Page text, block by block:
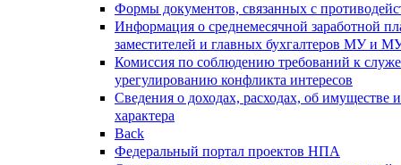
Формы документов, связанных с
Информация о среднемесячной заработной
заместителей и главных бухгалтеров МУ и
Комиссия по соблюдению требований к
урегулированию конфликта интересов
Сведения о доходах, расходах, об имуществе
характера
Back
Федеральный портал проектов НПА